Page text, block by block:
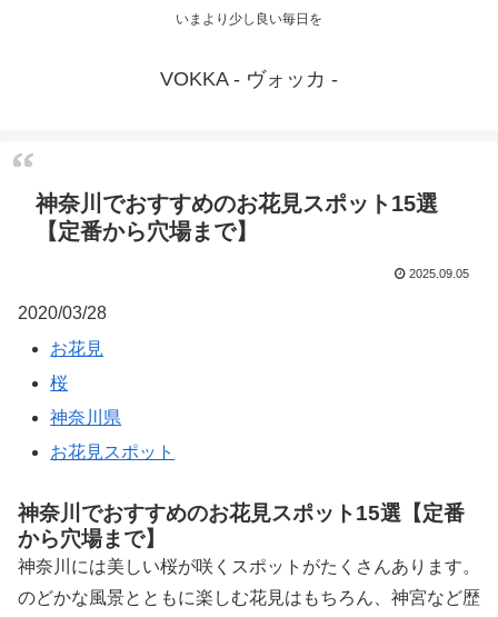
いまより少し良い毎日を
VOKKA - ヴォッカ -
神奈川でおすすめのお花見スポット15選
【定番から穴場まで】
2025.09.05
2020/03/28
お花見
桜
神奈川県
お花見スポット
神奈川でおすすめのお花見スポット15選【定番
から穴場まで】
神奈川には美しい桜が咲くスポットがたくさんあります。
のどかな風景とともに楽しむ花見はもちろん、神宮など歴